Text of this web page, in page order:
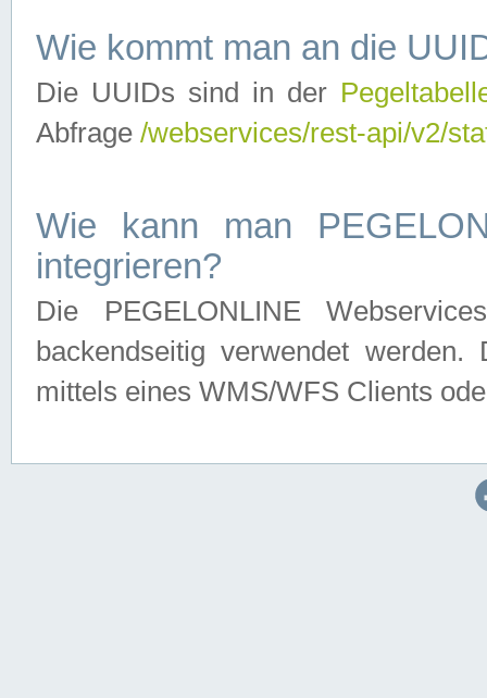
Wie kommt man an die
Die UUIDs sind in der
Abfrage /webservices/rest-api/v2/
Wie kann man
integrieren?
Die PEGELONLINE
backendseitig verwendet
mittels eines WMS/WFS Clients